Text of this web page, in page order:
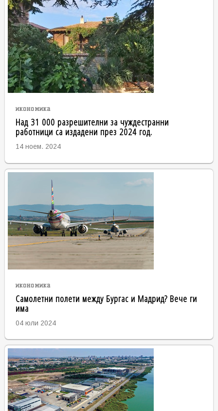
икономика
Над 31 000 разрешителни за чуждестранни
работници са издадени през 2024 год.
14 ноем. 2024
икономика
Самолетни полети между Бургас и Мадрид? Вече ги
има
04 юли 2024